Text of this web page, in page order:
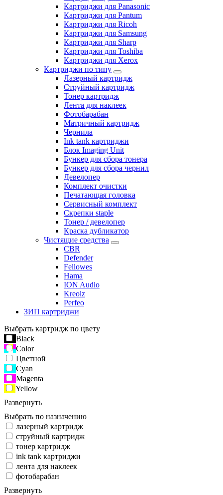
Картриджи для Panasonic
Картриджи для Pantum
Картриджи для Ricoh
Картриджи для Samsung
Картриджи для Sharp
Картриджи для Toshiba
Картриджи для Xerox
Картриджи по типу
Лазерный картридж
Струйный картридж
Тонер картридж
Лента для наклеек
Фотобарабан
Матричный картридж
Чернила
Ink tank картриджи
Блок Imaging Unit
Бункер для сбора тонера
Бункер для сбора чернил
Девелопер
Комплект очистки
Печатающая головка
Сервисный комплект
Скрепки staple
Тонер / девелопер
Краска дубликатор
Чистящие средства
CBR
Defender
Fellowes
Hama
ION Audio
Kreolz
Perfeo
ЗИП картриджи
Выбрать картридж по цвету
Black
Color
Цветной
Cyan
Magenta
Yellow
Развернуть
Выбрать по назначению
лазерный картридж
струйный картридж
тонер картридж
ink tank картриджи
лента для наклеек
фотобарабан
Развернуть